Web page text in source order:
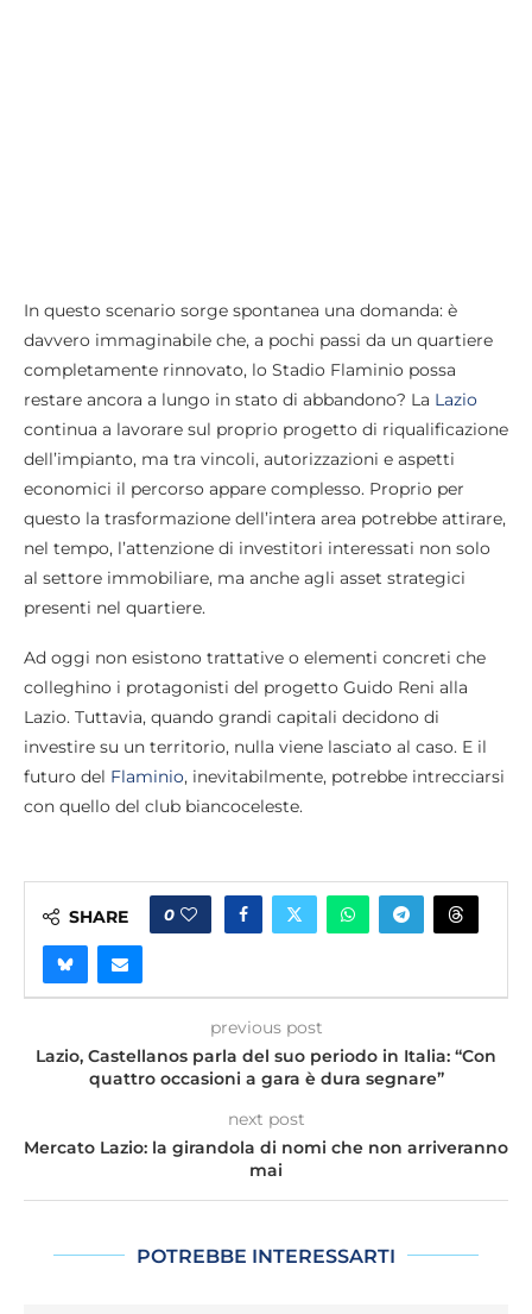
In questo scenario sorge spontanea una domanda: è
davvero immaginabile che, a pochi passi da un quartiere
completamente rinnovato, lo Stadio Flaminio possa
restare ancora a lungo in stato di abbandono? La Lazio
continua a lavorare sul proprio progetto di riqualificazione
dell’impianto, ma tra vincoli, autorizzazioni e aspetti
economici il percorso appare complesso. Proprio per
questo la trasformazione dell’intera area potrebbe attirare,
nel tempo, l’attenzione di investitori interessati non solo
al settore immobiliare, ma anche agli asset strategici
presenti nel quartiere.
Ad oggi non esistono trattative o elementi concreti che
colleghino i protagonisti del progetto Guido Reni alla
Lazio. Tuttavia, quando grandi capitali decidono di
investire su un territorio, nulla viene lasciato al caso. E il
futuro del Flaminio, inevitabilmente, potrebbe intrecciarsi
con quello del club biancoceleste.
SHARE 0
previous post
Lazio, Castellanos parla del suo periodo in Italia: “Con
quattro occasioni a gara è dura segnare”
next post
Mercato Lazio: la girandola di nomi che non arriveranno
mai
POTREBBE INTERESSARTI